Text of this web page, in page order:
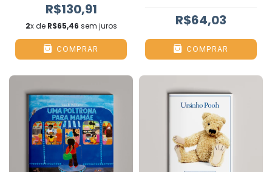
R$130,91
2x de R$65,46 sem juros
COMPRAR
R$64,03
COMPRAR